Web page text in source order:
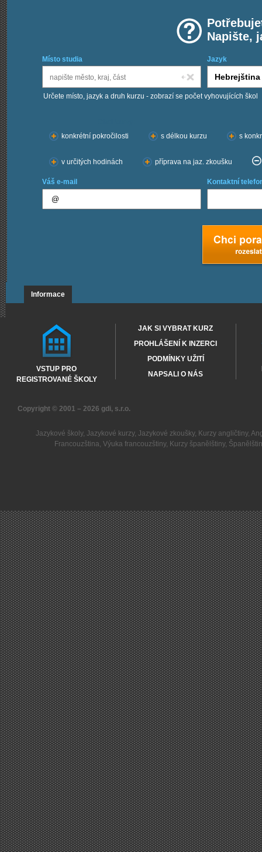
Napište,
Místo studia Jazyk
Určete místo, jazyk a druh kurzu - zobrazí se počet vyhovujících škol
konkrétní pokročilosti
s délkou kurzu s
v určitých hodinách příprava na jaz. zkoušku
Váš e-mail Kontaktní
Informace
VSTUP PRO
REGISTROVANÉ ŠKOLY
JAK SI VYBRAT KURZ
PROHLÁŠENÍ K INZERCI
PODMÍNKY UŽITÍ
NAPSALI O NÁS
Copyright © 2001 – 2026 gdi, s.r.o.
Jazykové školy, Jazykové kurzy, Jazykové zkoušky, Kurzy angličtiny,
Francouzština,Výuka francouzštiny, Kurzy španělštiny,